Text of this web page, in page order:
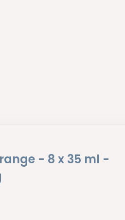
- 8 x 35 ml -